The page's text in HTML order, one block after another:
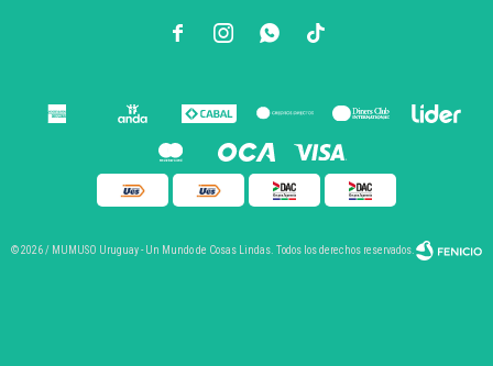
  
© 2026 / MUMUSO Uruguay - Un Mundo de Cosas Lindas. Todos los derechos reservados.